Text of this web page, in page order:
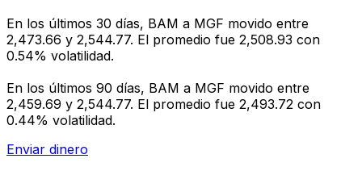
En los últimos 30 días, BAM a MGF movido entre
2,473.66 y 2,544.77. El promedio fue 2,508.93 con
0.54% volatilidad.
En los últimos 90 días, BAM a MGF movido entre
2,459.69 y 2,544.77. El promedio fue 2,493.72 con
0.44% volatilidad.
Enviar dinero